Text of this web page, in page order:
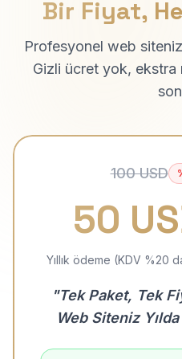
Bir Fiyat,
Profesyonel web
Gizli ücret yok,
100 USD
50
Yıllık ödeme (KDV %20
"Tek Paket, Tek
Web Siteniz